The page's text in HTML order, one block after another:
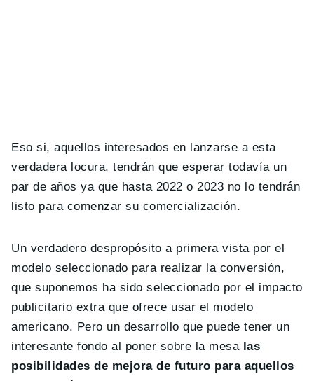
Eso si, aquellos interesados en lanzarse a esta
verdadera locura, tendrán que esperar todavía un
par de años ya que hasta 2022 o 2023 no lo tendrán
listo para comenzar su comercialización.
Un verdadero despropósito a primera vista por el
modelo seleccionado para realizar la conversión,
que suponemos ha sido seleccionado por el impacto
publicitario extra que ofrece usar el modelo
americano. Pero un desarrollo que puede tener un
interesante fondo al poner sobre la mesa las
posibilidades de mejora de futuro para aquellos